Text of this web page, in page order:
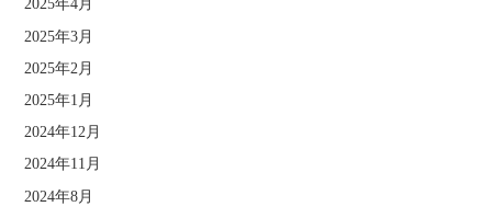
2025年4月
2025年3月
2025年2月
2025年1月
2024年12月
2024年11月
2024年8月